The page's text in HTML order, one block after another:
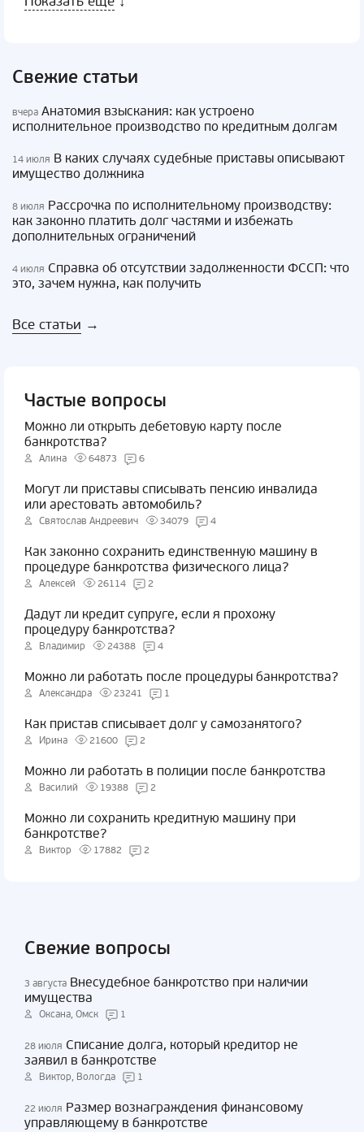
Свежие статьи
вчера Анатомия взыскания: как устроено
исполнительное производство по кредитным долгам
14 июля В каких случаях судебные приставы описывают
имущество должника
8 июля Рассрочка по исполнительному производству:
как законно платить долг частями и избежать
дополнительных ограничений
4 июля Справка об отсутствии задолженности ФССП: что
это, зачем нужна, как получить
Все статьи →
Частые вопросы
Можно ли открыть дебетовую карту после
банкротства?
Алина 64873 6
Могут ли приставы списывать пенсию инвалида
или арестовать автомобиль?
Святослав Андреевич 34079 4
Как законно сохранить единственную машину в
процедуре банкротства физического лица?
Алексей 26114 2
Дадут ли кредит супруге, если я прохожу
процедуру банкротства?
Владимир 24388 4
Можно ли работать после процедуры банкротства?
Александра 23241 1
Как пристав списывает долг у самозанятого?
Ирина 21600 2
Можно ли работать в полиции после банкротства
Василий 19388 2
Можно ли сохранить кредитную машину при
банкротстве?
Виктор 17882 2
Свежие вопросы
3 августа Внесудебное банкротство при наличии
имущества
Оксана, Омск 1
28 июля Списание долга, который кредитор не
заявил в банкротстве
Виктор, Вологда 1
22 июля Размер вознаграждения финансовому
управляющему в банкротстве